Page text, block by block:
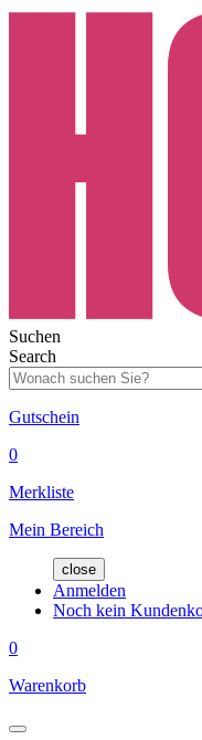
Suchen
Search
Gutschein
0
Merkliste
Mein Bereich
close
Anmelden
Noch kein
0
Warenkorb